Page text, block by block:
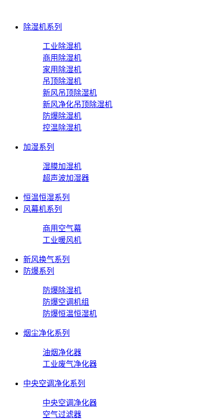
除湿机系列
工业除湿机
商用除湿机
家用除湿机
吊顶除湿机
新风吊顶除湿机
新风净化吊顶除湿机
防爆除湿机
控温除湿机
加湿系列
湿膜加湿机
超声波加湿器
恒温恒湿系列
风幕机系列
商用空气幕
工业暖风机
新风换气系列
防爆系列
防爆除湿机
防爆空调机组
防爆恒温恒湿机
烟尘净化系列
油烟净化器
工业废气净化器
中央空调净化系列
中央空调净化器
空气过滤器